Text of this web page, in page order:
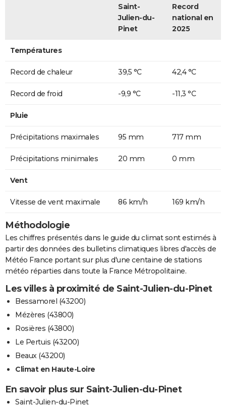
Saint-
Julien-du-
Pinet
Record
national en
2025
Températures
Record de chaleur 39,5 °C 42,4 °C
Record de froid -9,9 °C -11,3 °C
Pluie
Précipitations maximales 95 mm 717 mm
Précipitations minimales 20 mm 0 mm
Vent
Vitesse de vent maximale 86 km/h 169 km/h
Méthodologie
Les chiffres présentés dans le guide du climat sont estimés à
partir des données des bulletins climatiques libres d'accès de
Météo France portant sur plus d'une centaine de stations
météo réparties dans toute la France Métropolitaine.
Les villes à proximité de Saint-Julien-du-Pinet
Bessamorel (43200)
Mézères (43800)
Rosières (43800)
Le Pertuis (43200)
Beaux (43200)
Climat en Haute-Loire
En savoir plus sur Saint-Julien-du-Pinet
Saint-Julien-du-Pinet